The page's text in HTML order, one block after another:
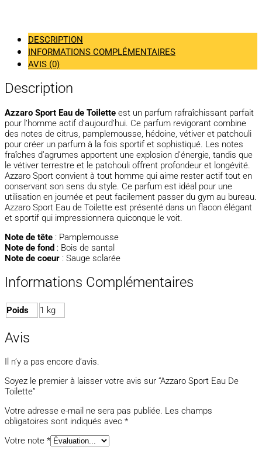
DESCRIPTION
INFORMATIONS COMPLÉMENTAIRES
AVIS (0)
Description
Azzaro Sport Eau de Toilette est un parfum rafraîchissant parfait
pour l’homme actif d’aujourd’hui. Ce parfum revigorant combine
des notes de citrus, pamplemousse, hédoine, vétiver et patchouli
pour créer un parfum à la fois sportif et sophistiqué. Les notes
fraîches d’agrumes apportent une explosion d’énergie, tandis que
le vétiver terrestre et le patchouli offrent profondeur et longévité.
Azzaro Sport convient à tout homme qui aime rester actif tout en
conservant son sens du style. Ce parfum est idéal pour une
utilisation en journée et peut facilement passer du gym au bureau.
Azzaro Sport Eau de Toilette est présenté dans un flacon élégant
et sportif qui impressionnera quiconque le voit.
Note de tête : Pamplemousse
Note de fond : Bois de santal
Note de coeur : Sauge sclarée
Informations Complémentaires
Poids 1 kg
Avis
Il n’y a pas encore d’avis.
Soyez le premier à laisser votre avis sur “Azzaro Sport Eau De
Toilette”
Votre adresse e-mail ne sera pas publiée. Les champs
obligatoires sont indiqués avec *
Votre note *